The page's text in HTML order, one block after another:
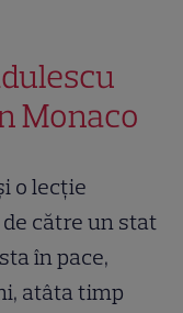
Monaco
o lecție
către un stat
în pace,
atâta timp